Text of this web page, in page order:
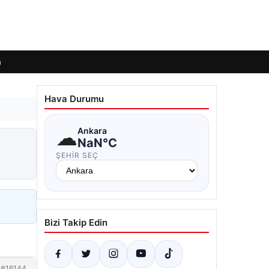
Hava Durumu
☁Ankara
NaN°C
ŞEHIR SEÇ
Bizi Takip Edin